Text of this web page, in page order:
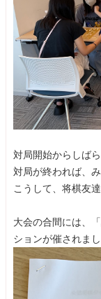
対局開始からしば
対局が終われば、
こうして、将棋友
大会の合間には、
ションが催されまし